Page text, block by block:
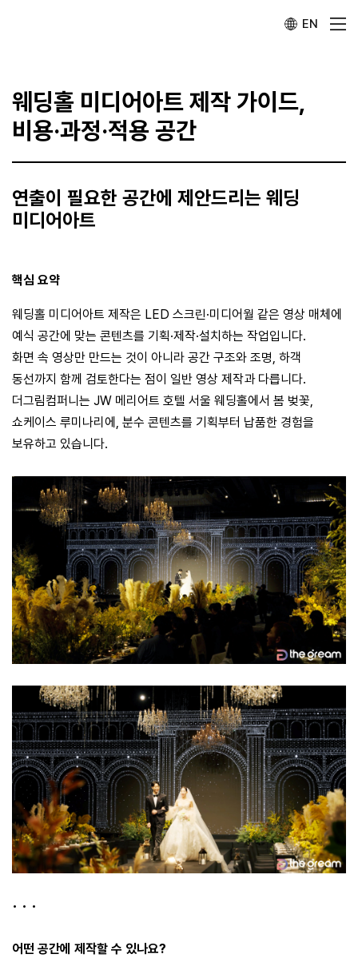
EN
웨딩홀 미디어아트 제작 가이드,
비용·과정·적용 공간
연출이 필요한 공간에 제안드리는 웨딩
미디어아트
핵심 요약
웨딩홀 미디어아트 제작은 LED 스크린·미디어월 같은 영상 매체에
예식 공간에 맞는 콘텐츠를 기획·제작·설치하는 작업입니다.
화면 속 영상만 만드는 것이 아니라 공간 구조와 조명, 하객
동선까지 함께 검토한다는 점이 일반 영상 제작과 다릅니다.
더그림컴퍼니는 JW 메리어트 호텔 서울 웨딩홀에서 봄 벚꽃,
쇼케이스 루미나리에, 분수 콘텐츠를 기획부터 납품한 경험을
보유하고 있습니다.
• • •
어떤 공간에 제작할 수 있나요?